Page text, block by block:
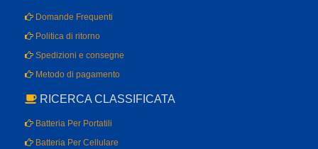
Domande Frequenti
Politica di ritorno
Spedizioni e consegne
Metodo di pagamento
RICERCA CLASSIFICATA
Batteria Per Portatili
Batteria Per Cellulare